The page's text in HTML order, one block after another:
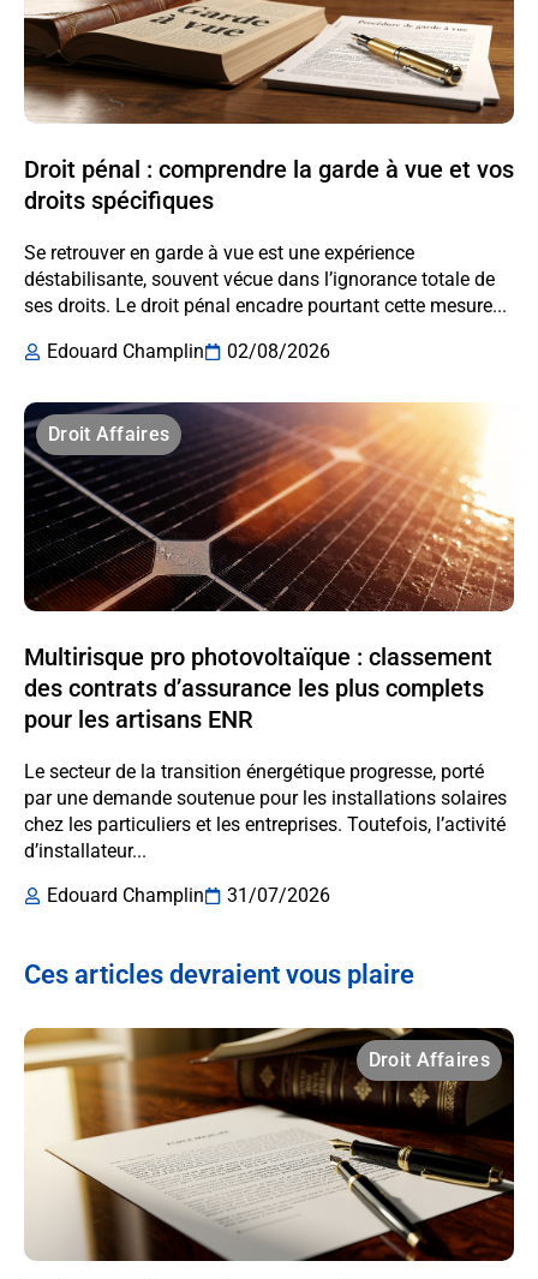
Droit pénal : comprendre la garde à vue et vos
droits spécifiques
Se retrouver en garde à vue est une expérience
déstabilisante, souvent vécue dans l’ignorance totale de
ses droits. Le droit pénal encadre pourtant cette mesure...
Edouard Champlin
02/08/2026
Droit Affaires
Multirisque pro photovoltaïque : classement
des contrats d’assurance les plus complets
pour les artisans ENR
Le secteur de la transition énergétique progresse, porté
par une demande soutenue pour les installations solaires
chez les particuliers et les entreprises. Toutefois, l’activité
d’installateur...
Edouard Champlin
31/07/2026
Ces articles devraient vous plaire
Droit Affaires